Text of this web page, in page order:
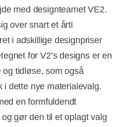
med designteamet VE2.
over snart et årti
i adskillige designpriser
for V2’s designs er en
tidløse, som også
i dette nye materialevalg.
en formfuldendt
gør den til et oplagt valg